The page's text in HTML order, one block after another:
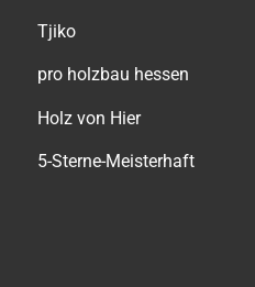
Tjiko
pro holzbau hessen
Holz von Hier
5-Sterne-Meisterhaft